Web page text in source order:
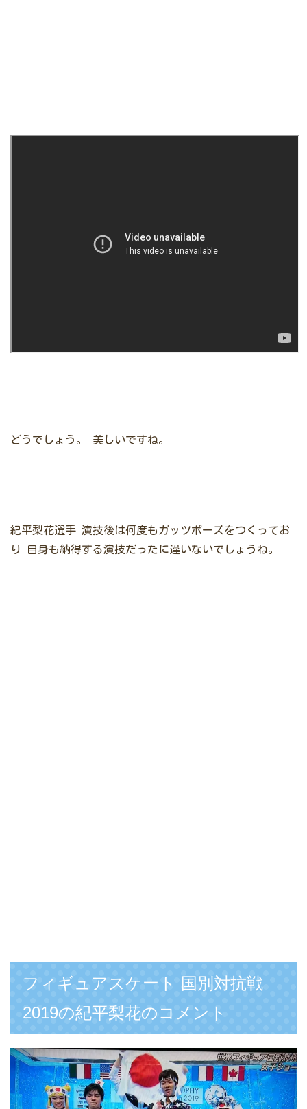
どうでしょう。 美しいですね。
紀平梨花選手 演技後は何度もガッツポーズをつくってお
り
自身も納得する演技だったに違いないでしょうね。
フィギュアスケート 国別対抗戦
2019の紀平梨花のコメント